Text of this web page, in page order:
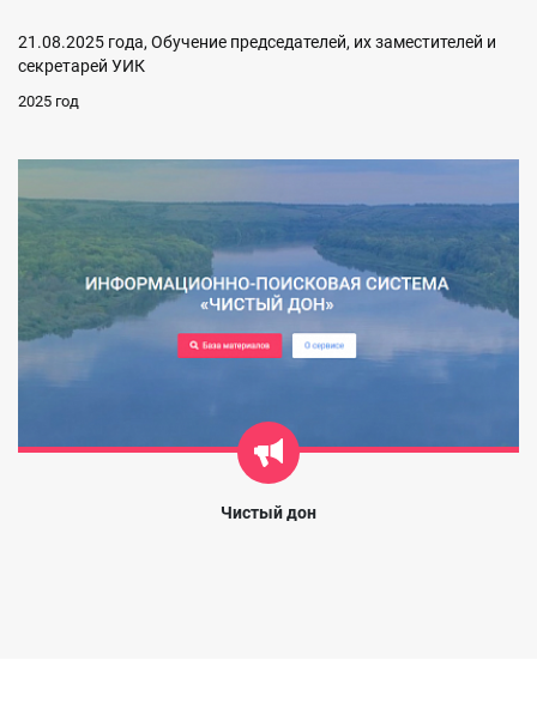
21.08.2025 года, Обучение председателей, их заместителей и
секретарей УИК
2025 год
Чистый дон